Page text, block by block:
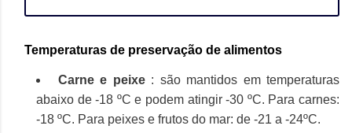
Temperaturas de preservação de alimentos
Carne e peixe: são mantidos em temperaturas
abaixo de -18 ºC e podem atingir -30 ºC. Para carnes:
-18 ºC. Para peixes e frutos do mar: de -21 a -24ºC.